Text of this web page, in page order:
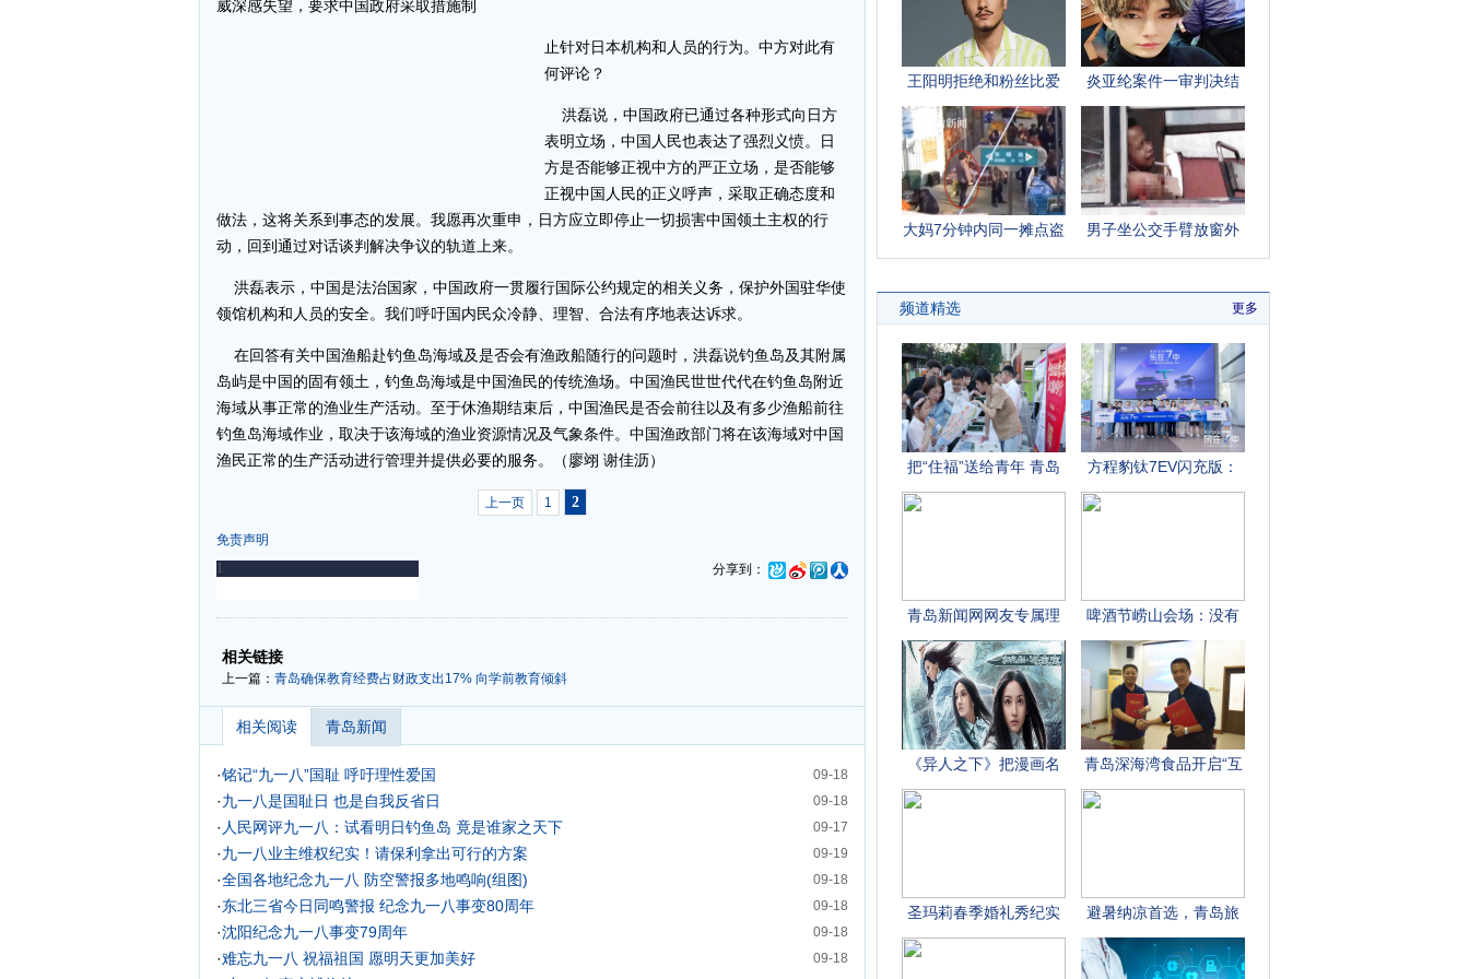
威深感失望，要求中国政府采取措施制
止针对日本机构和人员的行为。中方对此有
何评论？
洪磊说，中国政府已通过各种形式向日方
表明立场，中国人民也表达了强烈义愤。日
方是否能够正视中方的严正立场，是否能够
正视中国人民的正义呼声，采取正确态度和
做法，这将关系到事态的发展。我愿再次重申，日方应立即停止一切损害中国领土主权的行
动，回到通过对话谈判解决争议的轨道上来。
洪磊表示，中国是法治国家，中国政府一贯履行国际公约规定的相关义务，保护外国驻华使
领馆机构和人员的安全。我们呼吁国内民众冷静、理智、合法有序地表达诉求。
在回答有关中国渔船赴钓鱼岛海域及是否会有渔政船随行的问题时，洪磊说钓鱼岛及其附属
岛屿是中国的固有领土，钓鱼岛海域是中国渔民的传统渔场。中国渔民世世代代在钓鱼岛附近
海域从事正常的渔业生产活动。至于休渔期结束后，中国渔民是否会前往以及有多少渔船前往
钓鱼岛海域作业，取决于该海域的渔业资源情况及气象条件。中国渔政部门将在该海域对中国
渔民正常的生产活动进行管理并提供必要的服务。（廖翊 谢佳沥）
上一页 1 2
免责声明
分享到：
-
相关链接
上一篇： 青岛确保教育经费占财政支出17% 向学前教育倾斜
相关阅读 青岛新闻
09-18
·铭记“九一八”国耻 呼吁理性爱国
09-18
·九一八是国耻日 也是自我反省日
09-17
· 人民网评九一八：试看明日钓鱼岛 竟是谁家之天下
09-19
·九一八业主维权纪实！请保利拿出可行的方案
09-18
·全国各地纪念九一八 防空警报多地鸣响(组图)
09-18
·东北三省今日同鸣警报 纪念九一八事变80周年
09-18
·沈阳纪念九一八事变79周年
09-18
·难忘九一八 祝福祖国 愿明天更加美好